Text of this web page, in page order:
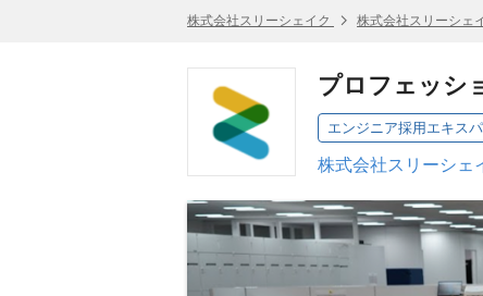
株式会社スリーシェイク 株式会社スリーシェ
プロフェッシ
エンジニア採用エキス
株式会社スリーシェ